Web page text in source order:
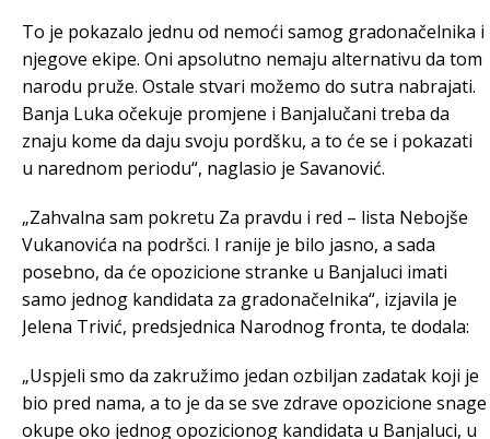
To je pokazalo jednu od nemoći samog gradonačelnika i
njegove ekipe. Oni apsolutno nemaju alternativu da tom
narodu pruže. Ostale stvari možemo do sutra nabrajati.
Banja Luka očekuje promjene i Banjalučani treba da
znaju kome da daju svoju pordšku, a to će se i pokazati
u narednom periodu“, naglasio je Savanović.
„Zahvalna sam pokretu Za pravdu i red – lista Nebojše
Vukanovića na podršci. I ranije je bilo jasno, a sada
posebno, da će opozicione stranke u Banjaluci imati
samo jednog kandidata za gradonačelnika“, izjavila je
Jelena Trivić, predsjednica Narodnog fronta, te dodala:
„Uspjeli smo da zakružimo jedan ozbiljan zadatak koji je
bio pred nama, a to je da se sve zdrave opozicione snage
okupe oko jednog opozicionog kandidata u Banjaluci, u